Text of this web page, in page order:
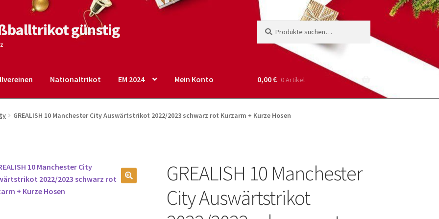
günstig
nach:
Nationaltrikot EM 2024 Mein Konto
Shop Startseite – English Warenkorb
0,00€ 0 Artikel
GREALISH 10 Manchester City Auswärtstrikot 2022/2023 schwarz rot Kurzarm + Kurze Hosen
GREALISH 10 Manchester
City Auswärtstrikot